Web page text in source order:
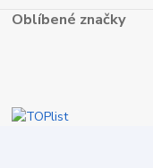
Oblíbené značky